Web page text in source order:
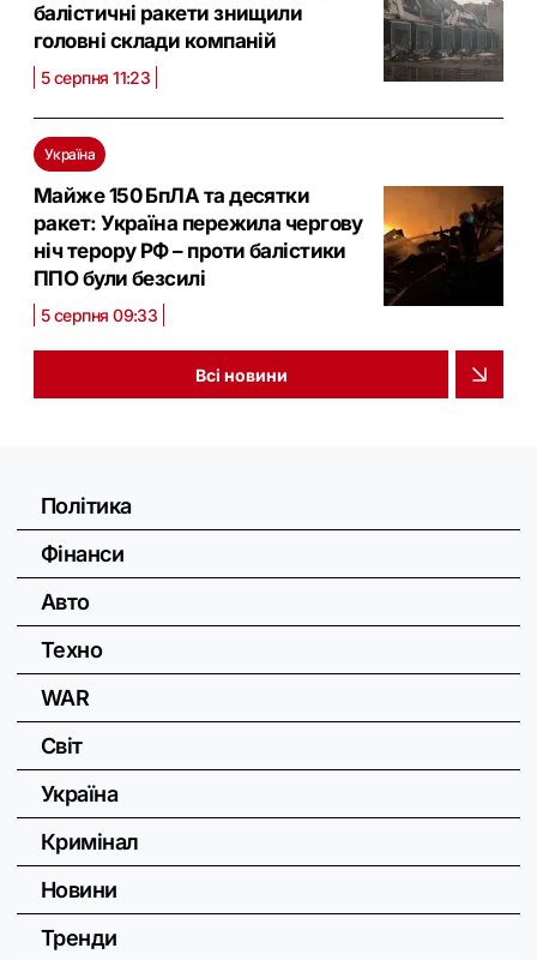
балістичні ракети знищили
головні склади компаній
5 серпня 11:23
Україна
Майже 150 БпЛА та десятки
ракет: Україна пережила чергову
ніч терору РФ – проти балістики
ППО були безсилі
5 серпня 09:33
Всі новини
Політика
Фінанси
Авто
Техно
WAR
Світ
Україна
Кримінал
Новини
Тренди